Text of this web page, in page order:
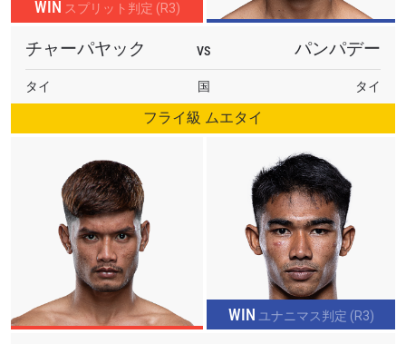
WIN スプリット判定 (R3)
チャーパヤック VS パンパデー
タイ 国 タイ
フライ級 ムエタイ
WIN ユナニマス判定 (R3)